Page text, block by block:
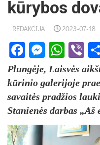
kūrybos
REDAKCIJA 2023-07-18
Facebook
Plungėje, Laisvės
kūrinio galerijoje
savaitės pradžios
Stanienės darbas „Aš